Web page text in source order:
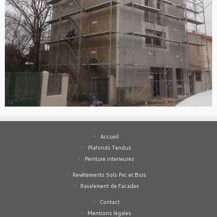
Accueil
Plafonds Tendus
Peinture interieures
Revêtements Sols Pvc et Bois
Ravalement de Facades
Contact
Mentions légales